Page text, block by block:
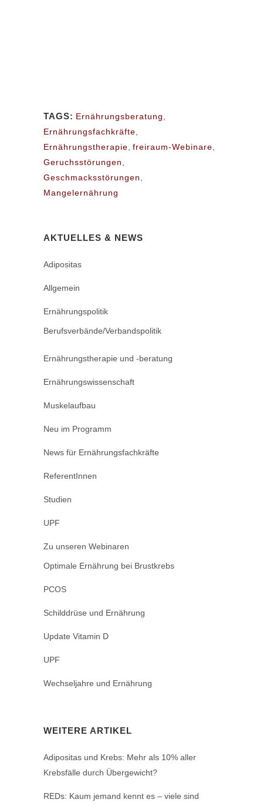
TAGS: Ernährungsberatung,
Ernährungsfachkräfte,
Ernährungstherapie, freiraum-Webinare,
Geruchsstörungen,
Geschmacksstörungen,
Mangelernährung
AKTUELLES & NEWS
Adipositas
Allgemein
Ernährungspolitik
Berufsverbände/Verbandspolitik
Ernährungstherapie und -beratung
Ernährungswissenschaft
Muskelaufbau
Neu im Programm
News für Ernährungsfachkräfte
ReferentInnen
Studien
UPF
Zu unseren Webinaren
Optimale Ernährung bei Brustkrebs
PCOS
Schilddrüse und Ernährung
Update Vitamin D
UPF
Wechseljahre und Ernährung
WEITERE ARTIKEL
Adipositas und Krebs: Mehr als 10% aller
Krebsfälle durch Übergewicht?
REDs: Kaum jemand kennt es – viele sind